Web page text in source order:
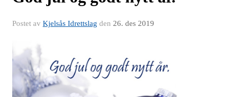
Postet av Kjelsås Idrettslag den 26. des 2019